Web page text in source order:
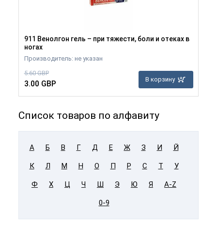
911 Венолгон гель – при тяжести, боли и отеках в
ногах
Производитель: не указан
5.60 GBP
3.00 GBP В корзину
Список товаров по алфавиту
А Б В Г Д Е Ж З И Й
К Л М Н О П Р С Т У
Ф Х Ц Ч Ш Э Ю Я A-Z
0-9